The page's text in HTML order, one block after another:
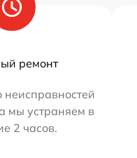
ремонт
неисправностей
мы устраняем в
2 часов.